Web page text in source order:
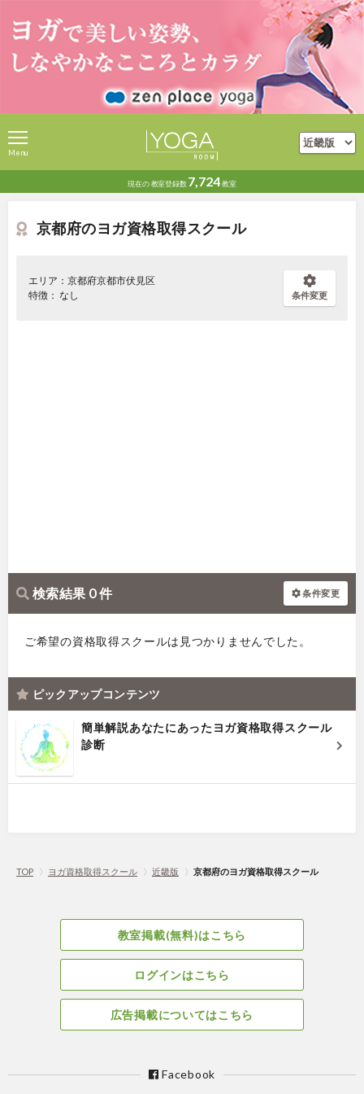
現在の教室登録数 7,724教室
Menu
京都府のヨガ資格取得スクール
エリア：京都府京都市伏見区
特徴： なし
条件変更
検索結果 0 件 条件変更
ご希望の資格取得スクールは見つかりませんでした。
ピックアップコンテンツ
簡単解説あなたにあったヨガ資格取得スクール
診断
TOP 〉 ヨガ資格取得スクール 〉 近畿版 〉 京都府のヨガ資格取得スクール
教室掲載(無料)はこちら
ログインはこちら
広告掲載についてはこちら
Facebook